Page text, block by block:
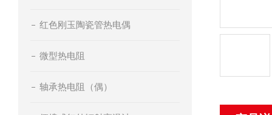
红色刚玉陶瓷管热电偶
微型热电阻
轴承热电阻（偶）